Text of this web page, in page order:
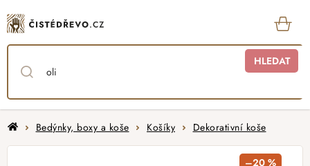
na
obsah
HLEDAT
DomůBedýnky, boxy a koše Košíky Dekorativní koše
–20 %